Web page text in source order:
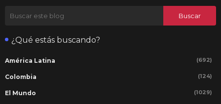
¿Qué estás buscando?
América Latina (692)
Colombia (124)
El Mundo (1029)